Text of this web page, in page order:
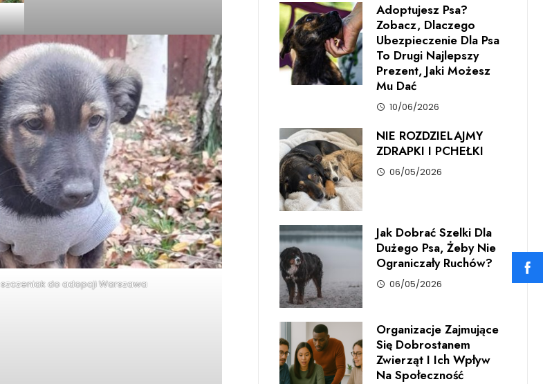
szczeniak do adopcji Warszawa
Adoptujesz Psa?
Zobacz, Dlaczego
Ubezpieczenie Dla Psa
To Drugi Najlepszy
Prezent, Jaki Możesz
Mu Dać
10/06/2026
NIE ROZDZIELAJMY
ZDRAPKI I PCHEŁKI
06/05/2026
Jak Dobrać Szelki Dla
Dużego Psa, Żeby Nie
Ograniczały Ruchów?
06/05/2026
Organizacje Zajmujące
Się Dobrostanem
Zwierząt I Ich Wpływ
Na Społeczność